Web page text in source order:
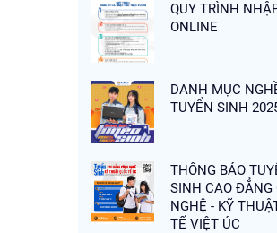
QUY TRÌNH
ONLINE
DANH MỤC
TUYỂN SINH
THÔNG BÁO
SINH CAO ĐẲNG
NGHỆ - KỸ
TẾ VIỆT ÚC